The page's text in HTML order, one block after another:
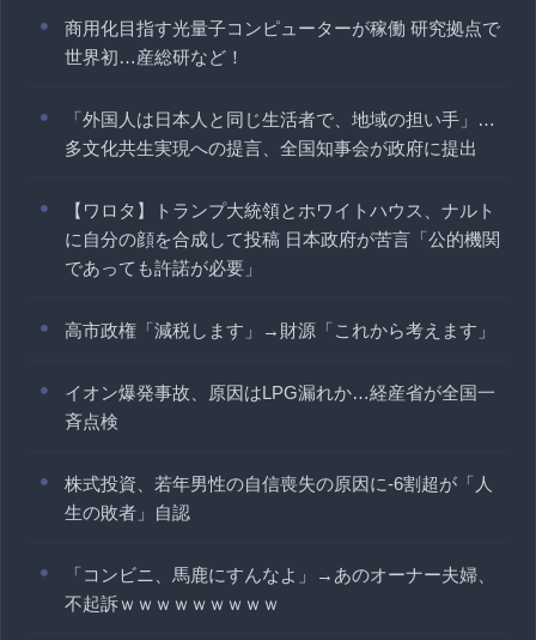
商用化目指す光量子コンピューターが稼働 研究拠点で
世界初…産総研など！
「外国人は日本人と同じ生活者で、地域の担い手」…
多文化共生実現への提言、全国知事会が政府に提出
【ワロタ】トランプ大統領とホワイトハウス、ナルト
に自分の顔を合成して投稿 日本政府が苦言「公的機関
であっても許諾が必要」
高市政権「減税します」→財源「これから考えます」
イオン爆発事故、原因はLPG漏れか…経産省が全国一
斉点検
株式投資、若年男性の自信喪失の原因に-6割超が「人
生の敗者」自認
「コンビニ、馬鹿にすんなよ」→あのオーナー夫婦、
不起訴ｗｗｗｗｗｗｗｗｗ